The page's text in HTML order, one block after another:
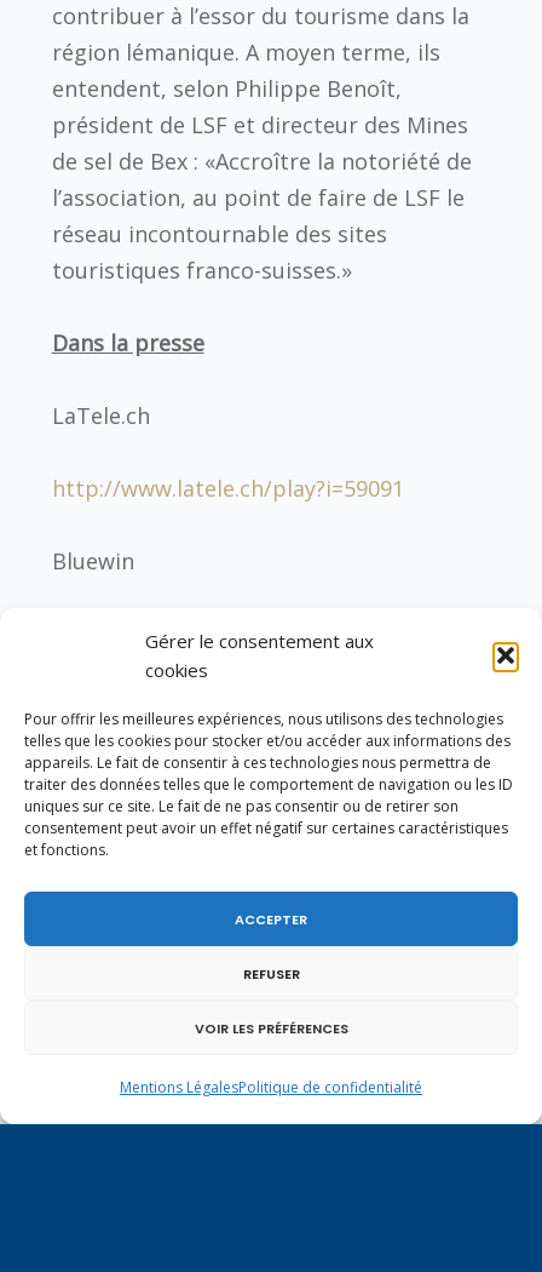
Gérer le consentement aux
cookies
Pour offrir les meilleures expériences, nous utilisons des technologies
telles que les cookies pour stocker et/ou accéder aux informations des
appareils. Le fait de consentir à ces technologies nous permettra de
traiter des données telles que le comportement de navigation ou les ID
uniques sur ce site. Le fait de ne pas consentir ou de retirer son
consentement peut avoir un effet négatif sur certaines caractéristiques
et fonctions.
ACCEPTER
REFUSER
VOIR LES PRÉFÉRENCES
Mentions LégalesPolitique de confidentialité
contribuer à l’essor du tourisme dans la
région lémanique. A moyen terme, ils
entendent, selon Philippe Benoît,
président de LSF et directeur des Mines
de sel de Bex : «Accroître la notoriété de
l’association, au point de faire de LSF le
réseau incontournable des sites
touristiques franco-suisses.»
Dans la presse
LaTele.ch
http://www.latele.ch/play?i=59091
Bluewin
https://www.bluewin.ch/fr/infos/ge—
vd/region_geneva/2016/4/12/leman-sans-
frontiere–lsf—exemple-de-reussite-
tr.html
24 heures
http://www.24heures.ch/vaud-
regions/Suisse-et-France-ne-font-qu-une-
https://www.htr.ch/actualites/leman-